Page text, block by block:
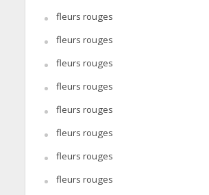
fleurs rouges
fleurs rouges
fleurs rouges
fleurs rouges
fleurs rouges
fleurs rouges
fleurs rouges
fleurs rouges